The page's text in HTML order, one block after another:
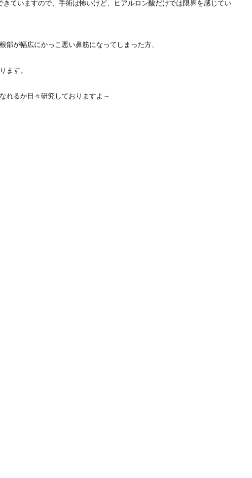
きていますので、手術は怖いけど、ヒアルロン酸だけでは限界を感じてい
部が幅広にかっこ悪い鼻筋になってしまった方、
ます。
れるか日々研究しておりますよ～